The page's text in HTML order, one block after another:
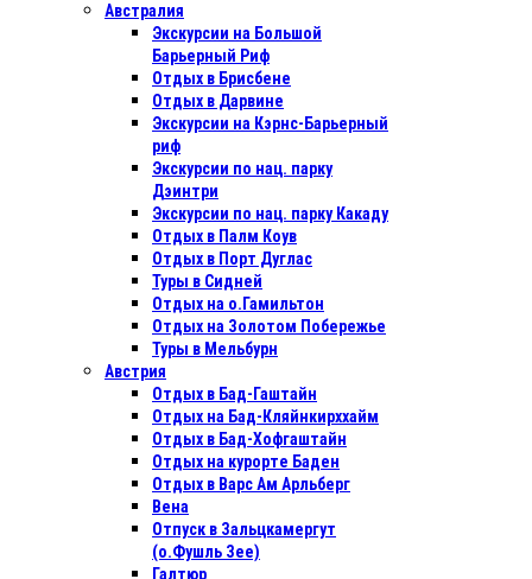
Австралия
Экскурсии на Большой
Барьерный Риф
Отдых в Бриcбене
Отдых в Дарвине
Экскурсии на Кэрнс-Барьерный
риф
Экскурсии по нац. парку
Дэинтри
Экскурсии по нац. парку Какаду
Отдых в Палм Коув
Отдых в Порт Дуглас
Туры в Сидней
Отдых на о.Гамильтон
Отдых на Золотом Побережье
Туры в Мельбурн
Австрия
Отдых в Бад-Гаштайн
Отдых на Бад-Кляйнкирххайм
Отдых в Бад-Хофгаштайн
Отдых на курорте Баден
Отдых в Варс Ам Арльберг
Вена
Отпуск в Зальцкамергут
(о.Фушль Зее)
Галтюр